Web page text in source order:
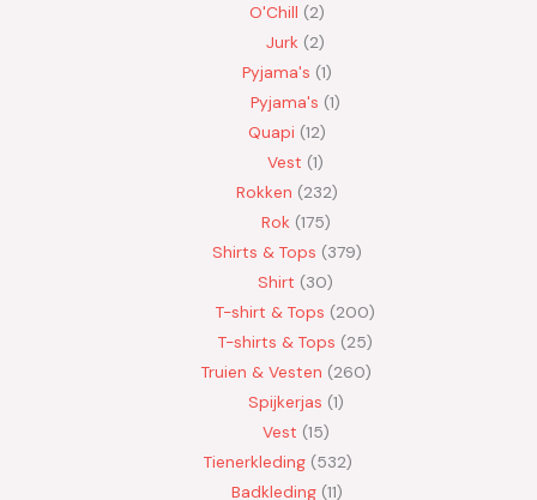
O'Chill 2
Jurk 2
Pyjama's 1
Pyjama's 1
Quapi 12
Vest 1
Rokken 232
Rok 175
Shirts & Tops 379
Shirt
30
T-shirt & Tops
200
T-shirts & Tops
25
Truien & Vesten
260
Spijkerjas 1
Vest 15
Tienerkleding 532
Badkleding 11